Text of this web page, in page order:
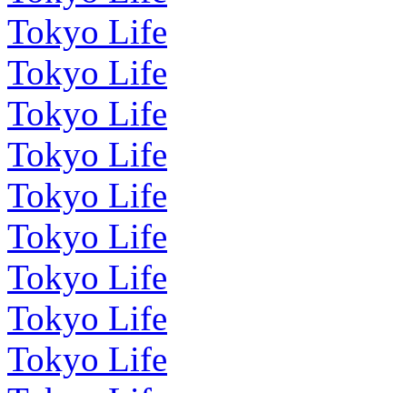
Tokyo Life
Tokyo Life
Tokyo Life
Tokyo Life
Tokyo Life
Tokyo Life
Tokyo Life
Tokyo Life
Tokyo Life